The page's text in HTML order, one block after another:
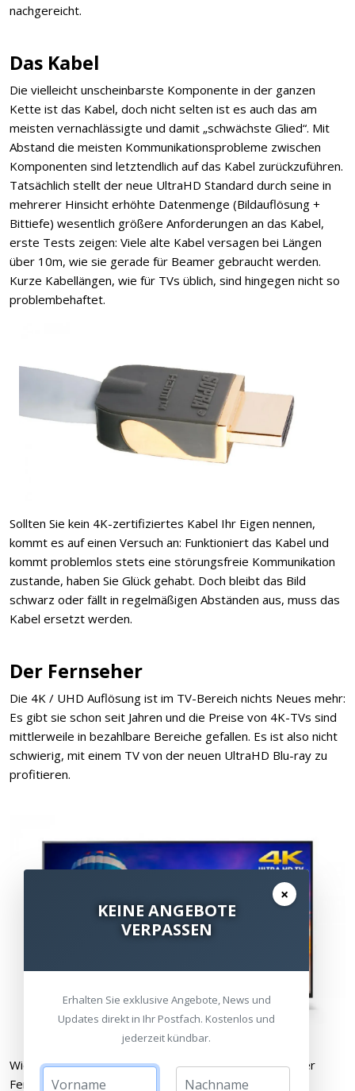
nachgereicht.
Das Kabel
Die vielleicht unscheinbarste Komponente in der ganzen
Kette ist das Kabel, doch nicht selten ist es auch das am
meisten vernachlässigte und damit „schwächste Glied“. Mit
Abstand die meisten Kommunikationsprobleme zwischen
Komponenten sind letztendlich auf das Kabel zurückzuführen.
Tatsächlich stellt der neue UltraHD Standard durch seine in
mehrerer Hinsicht erhöhte Datenmenge (Bildauflösung +
Bittiefe) wesentlich größere Anforderungen an das Kabel,
erste Tests zeigen: Viele alte Kabel versagen bei Längen
über 10m, wie sie gerade für Beamer gebraucht werden.
Kurze Kabellängen, wie für TVs üblich, sind hingegen nicht so
problembehaftet.
Sollten Sie kein 4K-zertifiziertes Kabel Ihr Eigen nennen,
kommt es auf einen Versuch an: Funktioniert das Kabel und
kommt problemlos stets eine störungsfreie Kommunikation
zustande, haben Sie Glück gehabt. Doch bleibt das Bild
schwarz oder fällt in regelmäßigen Abständen aus, muss das
Kabel ersetzt werden.
Der Fernseher
Die 4K / UHD Auflösung ist im TV-Bereich nichts Neues mehr:
Es gibt sie schon seit Jahren und die Preise von 4K-TVs sind
mittlerweile in bezahlbare Bereiche gefallen. Es ist also nicht
schwierig, mit einem TV von der neuen UltraHD Blu-ray zu
profitieren.
Wie beim Verstärker ist aber darauf zu achten, dass der
Fernseher zum HDCP2.2 Standard kompatibel ist. Die
×
KEINE ANGEBOTE
VERPASSEN
Erhalten Sie exklusive Angebote, News und
Updates direkt in Ihr Postfach. Kostenlos und
jederzeit kündbar.